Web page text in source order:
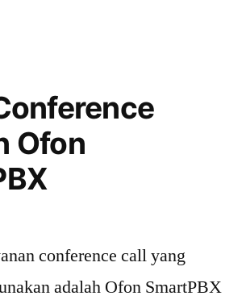
Ofon
conference call yang
adalah Ofon SmartPBX